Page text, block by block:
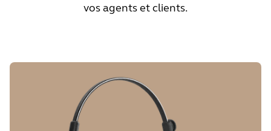
vos agents et clients.